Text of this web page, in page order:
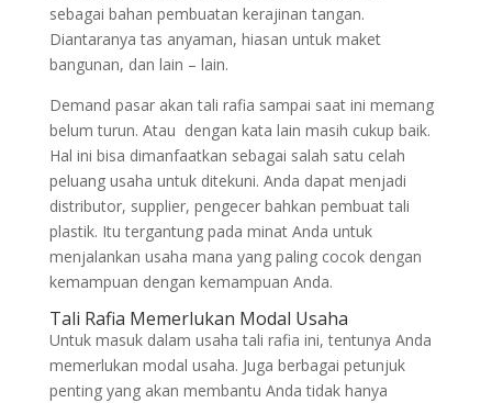
sebagai bahan pembuatan kerajinan tangan.
Diantaranya tas anyaman, hiasan untuk maket
bangunan, dan lain – lain.
Demand pasar akan tali rafia sampai saat ini memang
belum turun. Atau dengan kata lain masih cukup baik.
Hal ini bisa dimanfaatkan sebagai salah satu celah
peluang usaha untuk ditekuni. Anda dapat menjadi
distributor, supplier, pengecer bahkan pembuat tali
plastik. Itu tergantung pada minat Anda untuk
menjalankan usaha mana yang paling cocok dengan
kemampuan dengan kemampuan Anda.
Tali Rafia Memerlukan Modal Usaha
Untuk masuk dalam usaha tali rafia ini, tentunya Anda
memerlukan modal usaha. Juga berbagai petunjuk
penting yang akan membantu Anda tidak hanya